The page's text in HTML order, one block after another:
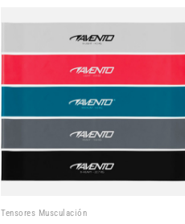
Tensores Musculación